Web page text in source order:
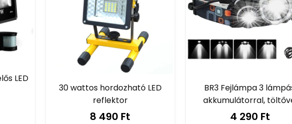
LED
30 wattos hordozható LED
reflektor
8 490 Ft
BR3 Fejlámpa 3
akkumulátorral,
4 290 Ft